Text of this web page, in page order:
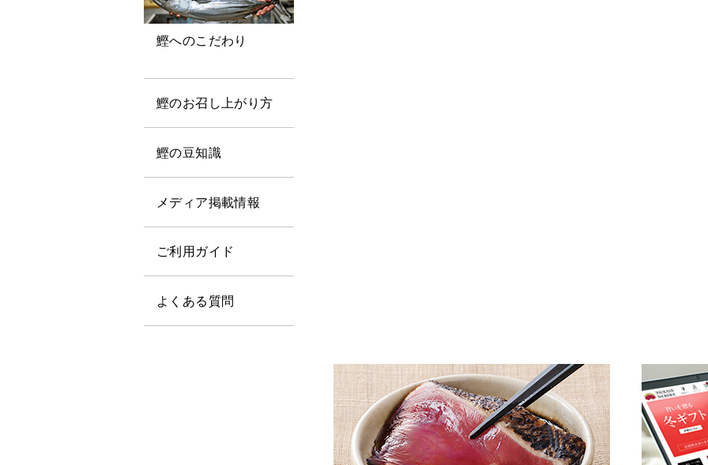
鰹へのこだわり
鰹のお召し上がり方
鰹の豆知識
メディア掲載情報
ご利用ガイド
よくある質問